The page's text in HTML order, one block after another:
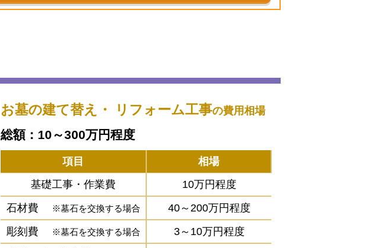
お墓の建て替え・ リフォーム工事の費用相場
総額：10～300万円程度
項目
相場
基礎工事・作業費
10万円程度
石材費
※墓石を交換する場合
40～200万円程度
彫刻費
※墓石を交換する場合
3～10万円程度